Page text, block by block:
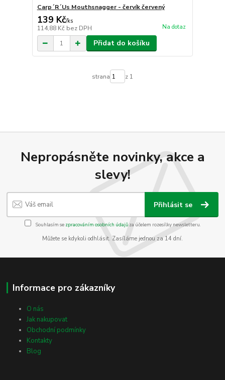
Carp´R´Us Mouthsnagger - červík červený
139 Kč/ks
114,88 Kč bez DPH Na dotaz
Přidat do košíku
strana z 1
Nepropásněte novinky, akce a
slevy!
Přihlásit se
Souhlasím se zpracováním osobních údajůza účelem rozesílky newsletteru.
Můžete se kdykoli odhlásit. Zasíláme jednou za 14 dní.
Informace pro zákazníky
O nás
Jak nakupovat
Obchodní podmínky
Kontakty
Blog